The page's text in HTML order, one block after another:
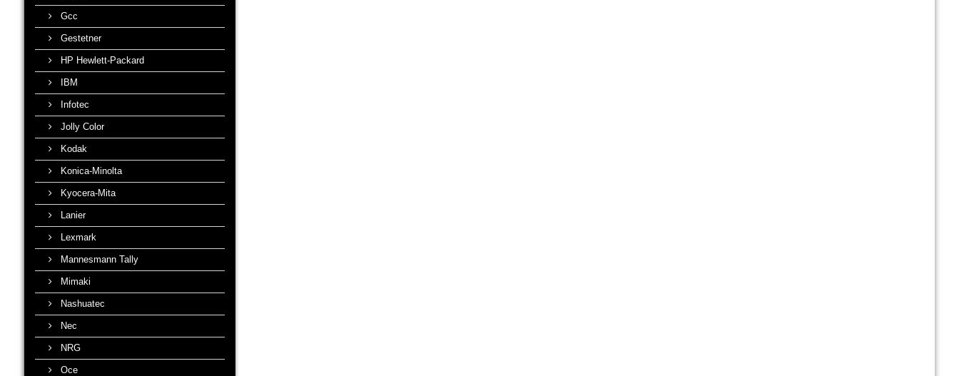
Gcc
Gestetner
HP Hewlett-Packard
IBM
Infotec
Jolly Color
Kodak
Konica-Minolta
Kyocera-Mita
Lanier
Lexmark
Mannesmann Tally
Mimaki
Nashuatec
Nec
NRG
Oce